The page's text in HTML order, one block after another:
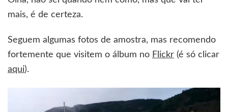
mais, é de certeza.
Seguem algumas fotos de amostra, mas recomendo
fortemente que visitem o álbum no Flickr (é só clicar
aqui).